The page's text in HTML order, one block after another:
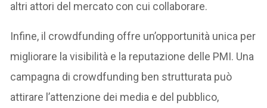
altri attori del mercato con cui collaborare.
Infine, il crowdfunding offre un’opportunità unica per
migliorare la visibilità e la reputazione delle PMI. Una
campagna di crowdfunding ben strutturata può
attirare l’attenzione dei media e del pubblico,